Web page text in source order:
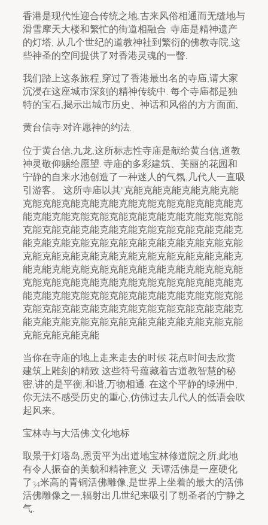
香港是现代性迎合传统之地,古来风俗相通而无缝地与
滑雪摩天大楼和繁忙的街道相融合. 寺庙是精神遗产
的灯塔, 从几个世纪的道教神社到繁衍的佛教寺院,这
些神圣的空间提供了对香港灵魂的一瞥.
我们踏上这条旅程,穿过了香港最出名的寺庙,请大家
沉浸在这座城市深刻的精神传统中. 每个寺庙都是独
特的宝石,揭示出城市历史、神话和风俗的方方面面,
黄台信寺:对许愿神的约法.
位于黄台信,九龙,这所标志性寺庙是献给黄台信,道教
神灵敬仰赐给愿望. 寺庙的多彩建筑、美丽的花园和
宁静的自来水池创造了一种迷人的气氛,几代人一直吸
引游客。 这所寺庙以其"克能克能克能克能克能克能
克能克能克能克能克能克能克能克能克能克能克能克
能克能克能克能克能克能克能克能克能克能克能克能
克能克能克能克能克能克能克能克能克能克能克能克
能克能克能克能克能克能克能克能克能克能克能克能
克能克能克能克能克能克能克能克能克能克能克能克
能克能克能克能克能克能克能克能克能克能克能克能
克能克能克能克能克能克能克能克能克能克能克能克
能克能克能克能克能克能克能克能克能克能克能克能
克能克能克能克能克能克能克能克能克能克能克能克
能克能克能克能克能克能克能克能克能克能克能克能
克能克能克能克能
当你在寺庙的地上走来走去的时候 花点时间去欣赏
建筑上雕刻的精致 这些符号蕴藏着古道教智慧的秘
密,讲的是平衡,和谐,万物相通. 在这个平静的绿洲中,
你无法不感受历史的重心,仿佛过去几代人的低语会吹
起风来。
宝林寺与大活佛:文化地标
取景于灯塔岛,恩贡平为出道地宝林修道院之所,此地
有令人振奋的美貌和精神意义. 天谭活佛是一座硬化
了34米高的青铜活佛雕像,是世界上坐着的最大的活佛
活佛雕像之一,辐射出几世纪来吸引了朝圣者的宁静之
气.